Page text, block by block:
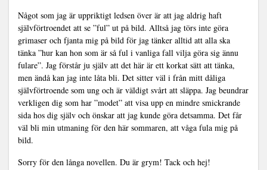
Något som jag är uppriktigt ledsen över är att jag aldrig haft
självförtroendet att se ”ful” ut på bild. Alltså jag törs inte göra
grimaser och fjanta mig på bild för jag tänker alltid att alla ska
tänka ”hur kan hon som är så ful i vanliga fall vilja göra sig ännu
fulare”. Jag förstår ju själv att det här är ett korkat sätt att tänka,
men ändå kan jag inte låta bli. Det sitter väl i från mitt dåliga
självförtroende som ung och är väldigt svårt att släppa. Jag beundrar
verkligen dig som har ”modet” att visa upp en mindre smickrande
sida hos dig själv och önskar att jag kunde göra detsamma. Det får
väl bli min utmaning för den här sommaren, att våga fula mig på
bild.
Sorry för den långa novellen. Du är grym! Tack och hej!